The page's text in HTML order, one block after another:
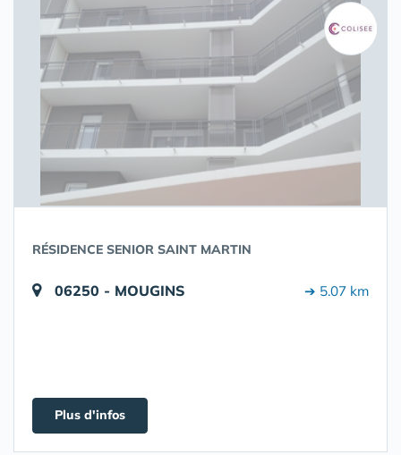
RÉSIDENCE SENIOR SAINT MARTIN
06250 - MOUGINS ➔ 5.07 km
Plus d'infos